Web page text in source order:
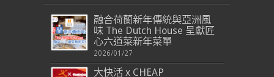
融合荷蘭新年傳統與亞洲風
味 The Dutch House 呈獻匠
心六道菜新年菜單
2026/01/27
大快活 x CHEAP